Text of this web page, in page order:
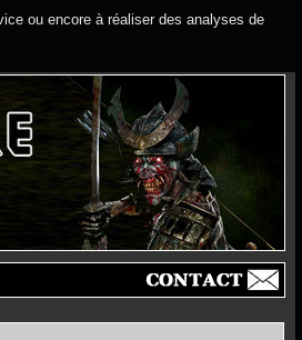
ou encore à réaliser des analyses de